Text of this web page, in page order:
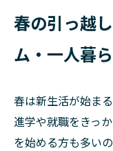
春の引っ越
ム・一人暮
春は新生活が始まる
進学や就職をきっ
を始める方も多い